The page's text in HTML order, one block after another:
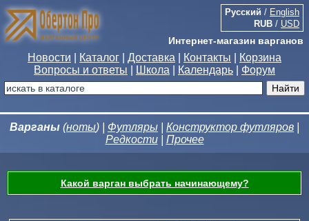
Интернет-магазин варганов
Русский / English
RUB / USD
Новости Каталог Доставка Контакты
Корзина
Вопросы и ответы
Школа Календарь Форум
Варганы (ноты) | Футляры Конструктор футляров
Редкости| Прочее
Какой варган выбрать начинающему?